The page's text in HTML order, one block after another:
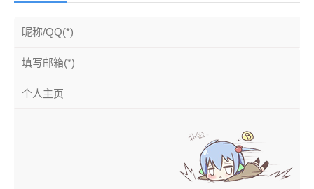
5、 单选群组（Radio Button Group） ... 57